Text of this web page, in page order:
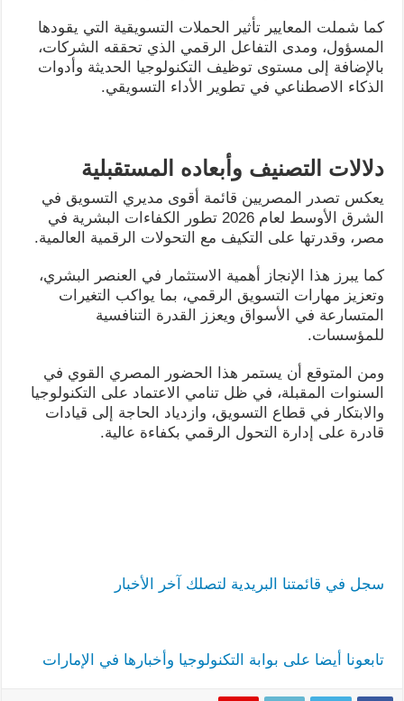
كما شملت المعايير تأثير الحملات التسويقية التي يقودها
المسؤول، ومدى التفاعل الرقمي الذي تحققه الشركات،
بالإضافة إلى مستوى توظيف التكنولوجيا الحديثة وأدوات
الذكاء الاصطناعي في تطوير الأداء التسويقي.
دلالات التصنيف وأبعاده المستقبلية
يعكس تصدر المصريين قائمة أقوى مديري التسويق في
الشرق الأوسط لعام 2026 تطور الكفاءات البشرية في
مصر، وقدرتها على التكيف مع التحولات الرقمية العالمية.
كما يبرز هذا الإنجاز أهمية الاستثمار في العنصر البشري،
وتعزيز مهارات التسويق الرقمي، بما يواكب التغيرات
المتسارعة في الأسواق ويعزز القدرة التنافسية
للمؤسسات.
ومن المتوقع أن يستمر هذا الحضور المصري القوي في
السنوات المقبلة، في ظل تنامي الاعتماد على التكنولوجيا
والابتكار في قطاع التسويق، وازدياد الحاجة إلى قيادات
قادرة على إدارة التحول الرقمي بكفاءة عالية.
سجل في قائمتنا البريدية لتصلك آخر الأخبار
تابعونا أيضا على بوابة التكنولوجيا وأخبارها في الإمارات